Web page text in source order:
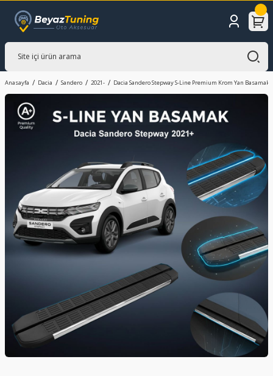
Anasayfa Dacia Sandero 2021- Dacia Sandero Stepway S-Line Premium Krom Yan Basamak